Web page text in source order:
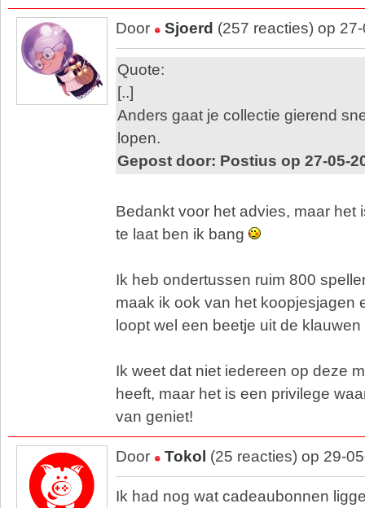
Door Sjoerd (257 reacties) op
Quote:
[..]
Anders gaat je collectie gierend
lopen.
Gepost door: Postius op 27-05-
Bedankt voor het advies, maar het
te laat ben ik bang
Ik heb ondertussen ruim 800
maak ik ook van het koopjesjagen
loopt wel een beetje uit de
Ik weet dat niet iedereen op deze
heeft, maar het is een privilege
van geniet!
Door Tokol (25 reacties) op 29-
Ik had nog wat cadeaubonnen